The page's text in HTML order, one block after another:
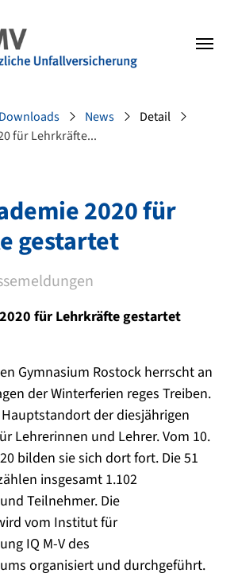
News
Detail
für Lehrkräfte...
2020 für
gestartet
für Lehrkräfte gestartet
Gymnasium Rostock herrscht an
der Winterferien reges Treiben.
der diesjährigen
Lehrerinnen und Lehrer. Vom 10.
bilden sie sich dort fort. Die 51
insgesamt 1.102
Teilnehmer. Die
vom Institut für
IQ M-V des
organisiert und durchgeführt.